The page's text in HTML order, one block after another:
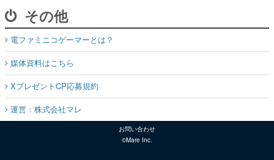
その他
電ファミニコゲーマーとは？
媒体資料はこちら
XプレゼントCP応募規約
運営：株式会社マレ
お問い合わせ
©Mare Inc.